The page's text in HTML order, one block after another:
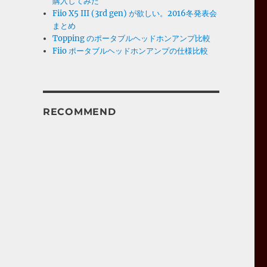
Fiio X5 III (3rd gen) が欲しい。2016冬発表会
まとめ
Topping のポータブルヘッドホンアンプ比較
Fiio ポータブルヘッドホンアンプの仕様比較
RECOMMEND